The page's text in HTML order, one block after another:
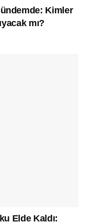
Kimler
mı?
Elde Kaldı: